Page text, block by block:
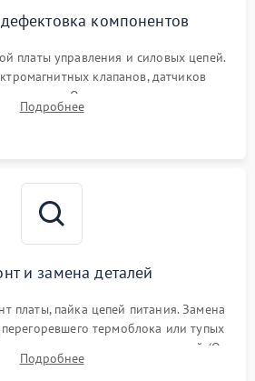
компонентов
платы управления и силовых цепей.
клапанов, датчиков
Оценка степени износа
уплотнительных колец гидросистемы
Подробнее
и замена деталей
платы, пайка цепей питания. Замена
термоблока или тупых
новых силиконовых уплотнителей (O-
трубок для надежного устранения
Подробнее